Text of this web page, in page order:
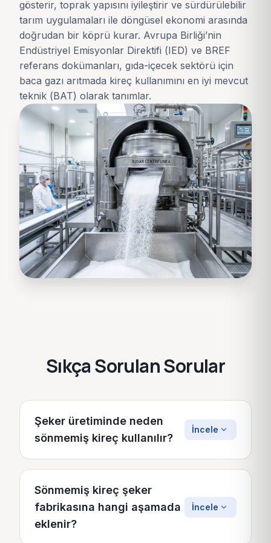
gösterir, toprak yapısını iyileştirir ve sürdürülebilir
tarım uygulamaları ile döngüsel ekonomi arasında
doğrudan bir köprü kurar. Avrupa Birliği’nin
Endüstriyel Emisyonlar Direktifi (IED) ve BREF
referans dokümanları, gıda-içecek sektörü için
baca gazı arıtmada kireç kullanımını en iyi mevcut
teknik (BAT) olarak tanımlar.
Sıkça Sorulan Sorular
Şeker üretiminde neden
sönmemiş kireç kullanılır?
İncele expand_more
Sönmemiş kireç (CaO), ham pancar
şerbetindeki protein, amino asit, organik asit
ve renk maddeleri gibi non-sukroz
safsızlıkları çöktürmek için kullanılır. Kireç
Sönmemiş kireç şeker
fabrikasına hangi aşamada
eklenir?
İncele expand_more